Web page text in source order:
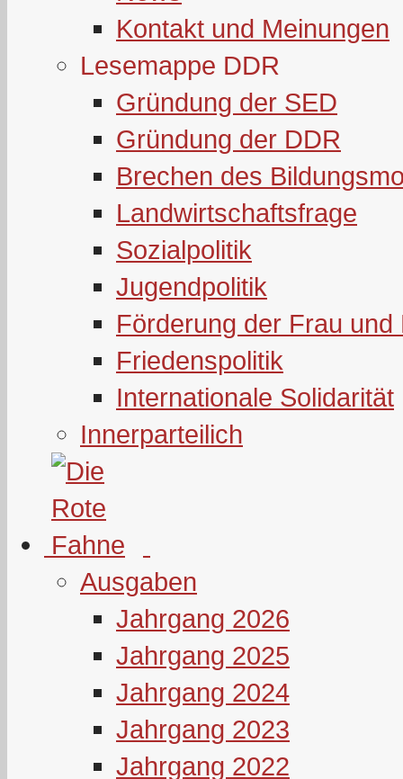
Kontakt und Meinungen
Lesemappe DDR
Gründung der SED
Gründung der DDR
Brechen des
Landwirtschaftsfrage
Sozialpolitik
Jugendpolitik
Förderung der Frau und
Friedenspolitik
Internationale Solidarität
Innerparteilich
Ausgaben
Jahrgang 2026
Jahrgang 2025
Jahrgang 2024
Jahrgang 2023
Jahrgang 2022